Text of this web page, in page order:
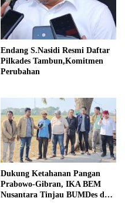
Endang S.Nasidi Resmi Daftar
Pilkades Tambun,Komitmen
Perubahan
Dukung Ketahanan Pangan
Prabowo-Gibran, IKA BEM
Nusantara Tinjau BUMDes dan